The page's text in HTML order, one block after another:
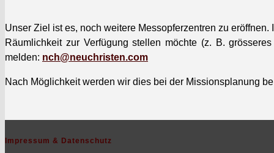
Unser Ziel ist es, noch weit­ere Mes­sopferzen­tren zu
Räum­lichkeit zur Ver­fü­gung stellen möchte (z. B.
melden: nch@neuchristen.com
Nach Möglichkeit wer­den wir dies bei der Mis­sion­s­pla­nung
Impressum & Datenschutz